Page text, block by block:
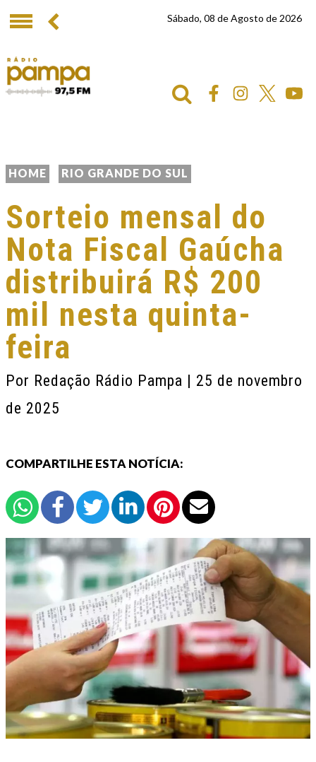
Sábado, 08 de Agosto de 2026
HOME RIO GRANDE DO SUL
Sorteio mensal do
Nota Fiscal Gaúcha
distribuirá R$ 200
mil nesta quinta-
feira
Por Redação Rádio Pampa | 25 de novembro
de 2025
COMPARTILHE ESTA NOTÍCIA: